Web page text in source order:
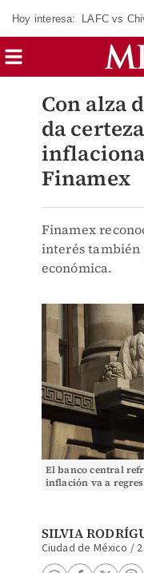
Hoy interesa: LAFC vs
Con alza
da
Finamex
Finamex
interés
económica.
El banco central
inflación va a
SILVIA
Ciudad de México /